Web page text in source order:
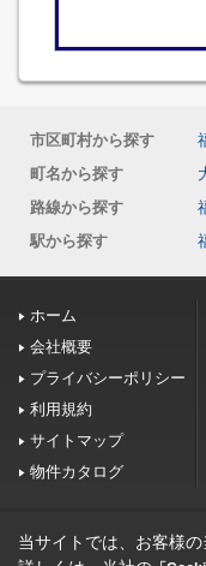
市区町村から探す
町名から探す
路線から探す
駅から探す
ホーム
会社概要
プライバシーポリシー
利用規約
サイトマップ
物件カタログ
当サイトでは、お客様